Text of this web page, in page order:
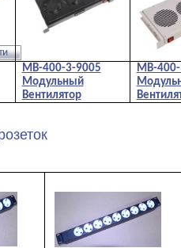
МВ-400-3-9005
Модульный
Вентилятор
МВ-